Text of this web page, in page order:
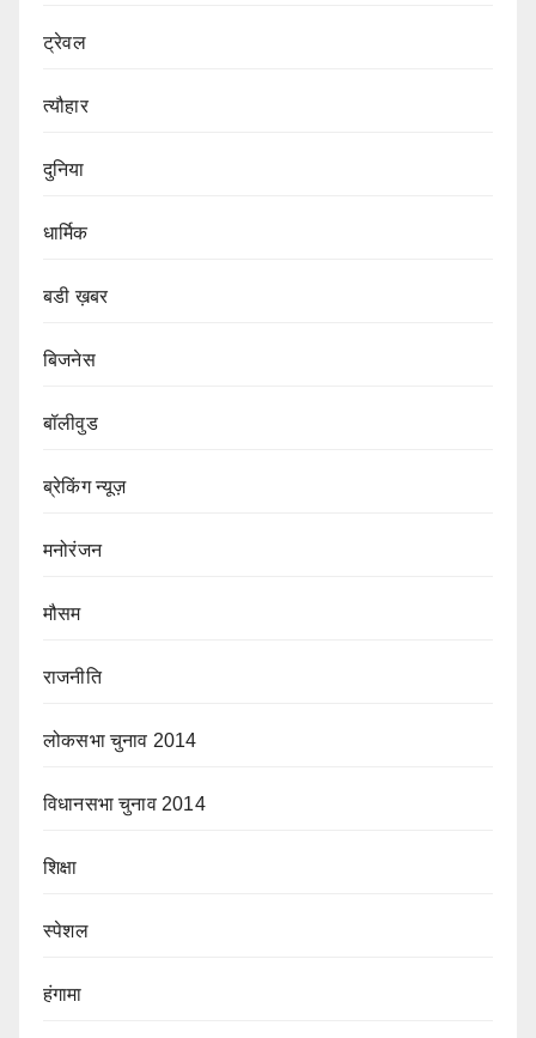
ट्रेवल
त्यौहार
दुनिया
धार्मिक
बडी ख़बर
बिजनेस
बॉलीवुड
ब्रेकिंग न्यूज़
मनोरंजन
मौसम
राजनीति
लोकसभा चुनाव 2014
विधानसभा चुनाव 2014
शिक्षा
स्पेशल
हंगामा